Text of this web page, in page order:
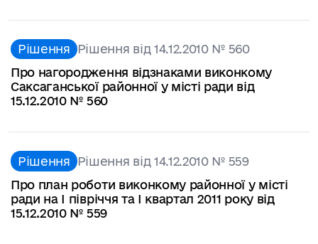
Рішення Рішення від 14.12.2010 № 560
Про нагородження відзнаками виконкому
Саксаганської районної у місті ради від
15.12.2010 № 560
Рішення Рішення від 14.12.2010 № 559
Про план роботи виконкому районної у місті
ради на І півріччя та І квартал 2011 року від
15.12.2010 № 559